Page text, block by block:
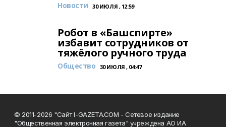
Новости 30 ИЮЛЯ , 12:59
Робот в «Башспирте»
избавит сотрудников от
тяжёлого ручного труда
Общество 30 ИЮЛЯ , 04:47
© 2011-2026 "Сайт I-GAZETA.COM - Сетевое издание
"Общественная электронная газета" учреждена АО ИА